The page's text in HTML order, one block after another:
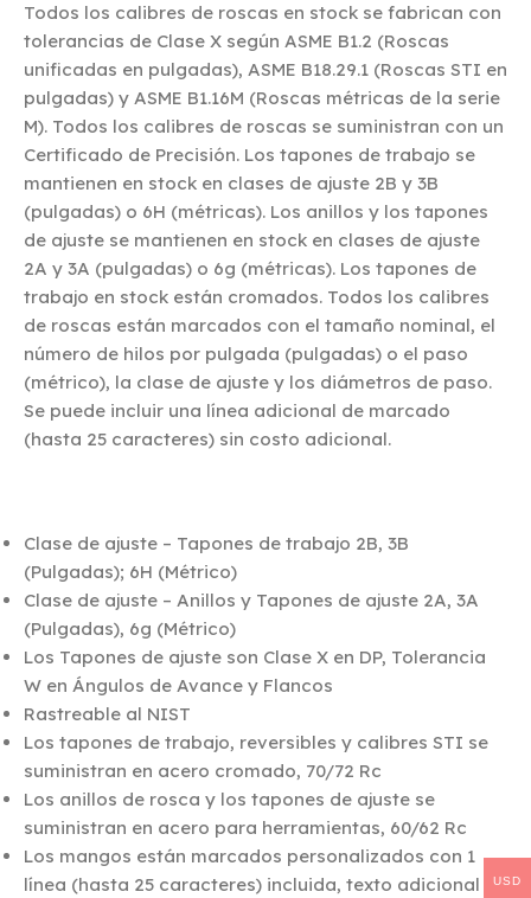
Todos los calibres de roscas en stock se fabrican con
tolerancias de Clase X según ASME B1.2 (Roscas
unificadas en pulgadas), ASME B18.29.1 (Roscas STI en
pulgadas) y ASME B1.16M (Roscas métricas de la serie
M). Todos los calibres de roscas se suministran con un
Certificado de Precisión. Los tapones de trabajo se
mantienen en stock en clases de ajuste 2B y 3B
(pulgadas) o 6H (métricas). Los anillos y los tapones
de ajuste se mantienen en stock en clases de ajuste
2A y 3A (pulgadas) o 6g (métricas). Los tapones de
trabajo en stock están cromados. Todos los calibres
de roscas están marcados con el tamaño nominal, el
número de hilos por pulgada (pulgadas) o el paso
(métrico), la clase de ajuste y los diámetros de paso.
Se puede incluir una línea adicional de marcado
(hasta 25 caracteres) sin costo adicional.
Clase de ajuste – Tapones de trabajo 2B, 3B
(Pulgadas); 6H (Métrico)
Clase de ajuste – Anillos y Tapones de ajuste 2A, 3A
(Pulgadas), 6g (Métrico)
Los Tapones de ajuste son Clase X en DP, Tolerancia
W en Ángulos de Avance y Flancos
Rastreable al NIST
Los tapones de trabajo, reversibles y calibres STI se
suministran en acero cromado, 70/72 Rc
Los anillos de rosca y los tapones de ajuste se
suministran en acero para herramientas, 60/62 Rc
Los mangos están marcados personalizados con 1
línea (hasta 25 caracteres) incluida, texto adicional
USD